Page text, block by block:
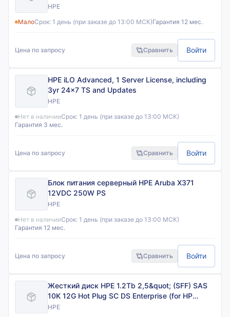
HPE
МалоСрок: 1 день (при заказе до 13:00 МСК)Гарантия 12 мес.
Цена по запросу Сравнить Войти
HPE iLO Advanced, 1 Server License, including
3yr 24x7 TS and Updates
HPE
Нет в наличииСрок: 1 день (при заказе до 13:00 МСК)
Гарантия 3 мес.
Цена по запросу Сравнить Войти
Блок питания серверный HPE Aruba X371
12VDC 250W PS
HPE
Нет в наличииСрок: 1 день (при заказе до 13:00 МСК)
Гарантия 12 мес.
Цена по запросу Сравнить Войти
Жесткий диск HPE 1.2Tb 2,5&quot; (SFF) SAS
10K 12G Hot Plug SC DS Enterprise (for HP
Proliant Gen9 servers)
HPE